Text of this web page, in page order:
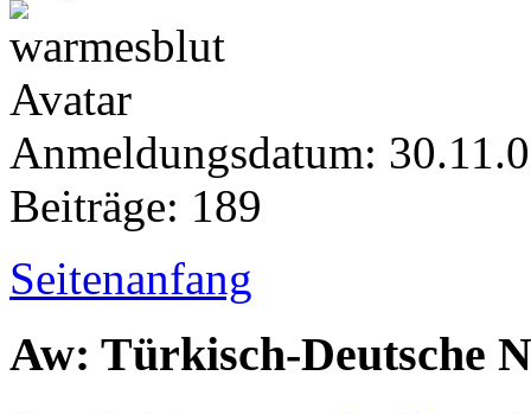
Anmeldungsdatum:
Beiträge: 189
Seitenanfang
Aw: Türkisch-Deutsche